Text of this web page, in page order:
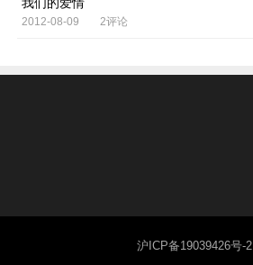
2012-08-09 2评论
沪ICP备19039426号-2